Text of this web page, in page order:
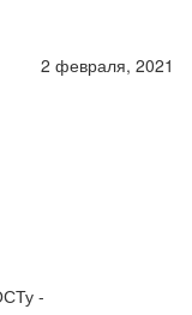
2 февраля, 2021
-